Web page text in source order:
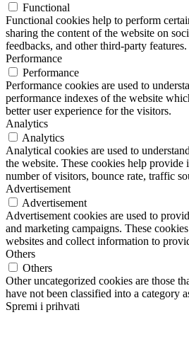
Functional
Functional cookies help to perform
sharing the content of the website on
feedbacks, and other third-party features.
Performance
Performance
Performance cookies are used to
performance indexes of the website
better user experience for the visitors.
Analytics
Analytics
Analytical cookies are used to
the website. These cookies help provide
number of visitors, bounce rate, traffic
Advertisement
Advertisement
Advertisement cookies are used to
and marketing campaigns. These
websites and collect information to
Others
Others
Other uncategorized cookies are those
have not been classified into a category
Spremi i prihvati